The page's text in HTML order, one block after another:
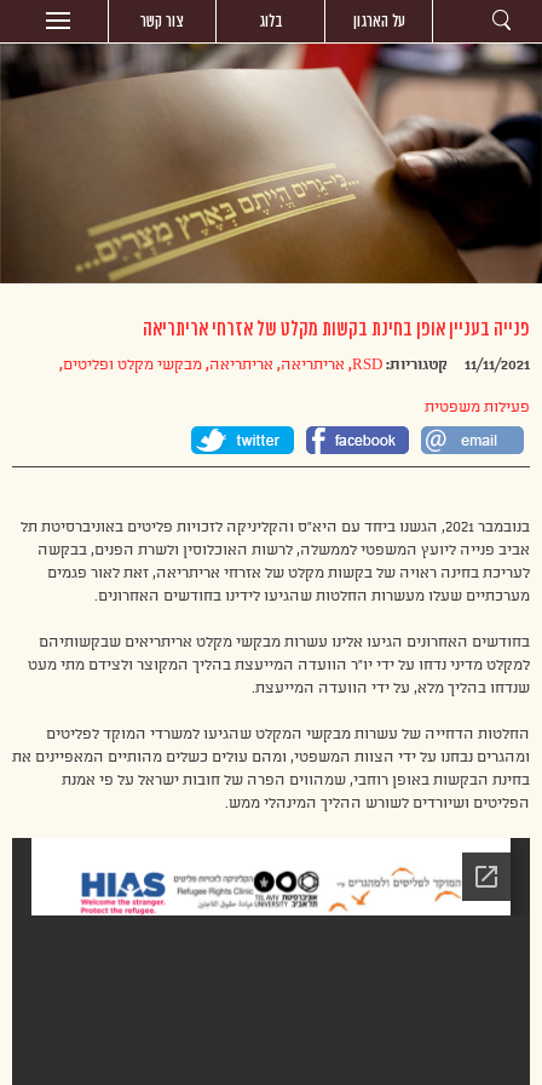
על הארגון בלוג צור קשר
פנייה בעניין אופן בחינת בקשות מקלט של אזרחי אריתריאה
11/11/2021 קטגוריות: RSD
, אריתריאה, אריתריאה, מבקשי מקלט ופליטים,
פעילות משפטית
בנובמבר 2021, הגשנו ביחד עם היא”ס והקליניקה לזכויות פליטים באוניברסיטת תל
אביב פנייה ליועץ המשפטי לממשלה, לרשות האוכלוסין ולשרת הפנים, בבקשה
לעריכת בחינה ראויה של בקשות מקלט של אזרחי אריתריאה, זאת לאור פגמים
מערכתיים שעלו מעשרות החלטות שהגיעו לידינו בחודשים האחרונים.
בחודשים האחרונים הגיעו אלינו עשרות מבקשי מקלט אריתריאים שבקשותיהם
למקלט מדיני נדחו על ידי יו”ר הוועדה המייעצת בהליך המקוצר ולצידם מתי מעט
שנדחו בהליך מלא, על ידי הוועדה המייעצת.
החלטות הדחייה של עשרות מבקשי המקלט שהגיעו למשרדי המוקד לפליטים
ומהגרים נבחנו על ידי הצוות המשפטי, ומהם עולים כשלים מהותיים המאפיינים את
בחינת הבקשות באופן רוחבי, שמהווים הפרה של חובות ישראל על פי אמנת
הפליטים ושיורדים לשורש ההליך המינהלי ממש.